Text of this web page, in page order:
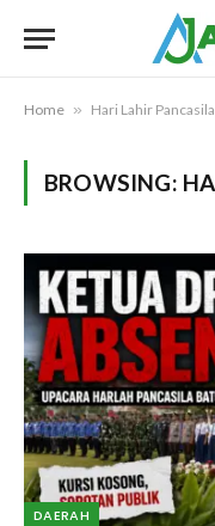
Home » Hari Lahir
BROWSING:
DAERAH